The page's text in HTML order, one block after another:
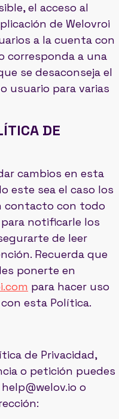
el acceso al
de Welovroi
a la cuenta con
corresponda a una
se desaconseja el
usuario para varias
DE
cambios en esta
este sea el caso los
contacto con todo
notificarle los
de leer
Recuerda que
ponerte en
para hacer uso
esta Política.
de Privacidad,
o petición puedes
o